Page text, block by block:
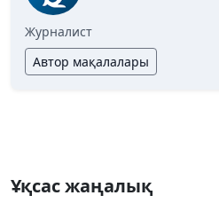
Журналист
Автор мақалалары
Ұқсас жаңалық